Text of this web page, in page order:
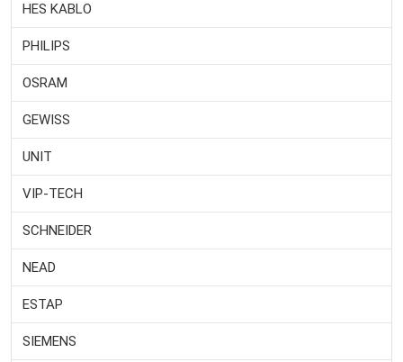
HES KABLO
PHILIPS
OSRAM
GEWISS
UNIT
VIP-TECH
SCHNEIDER
NEAD
ESTAP
SIEMENS